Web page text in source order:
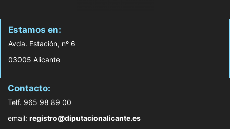
Estamos en:
Avda. Estación, nº 6
03005 Alicante
Contacto:
Telf. 965 98 89 00
email: registro@diputacionalicante.es